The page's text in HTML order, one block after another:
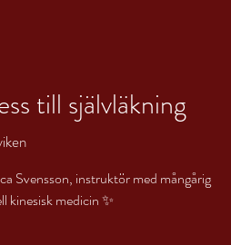
till självläkning
Svensson, instruktör med mångårig